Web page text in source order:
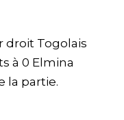
droit Togolais
à 0 Elmina
la partie.